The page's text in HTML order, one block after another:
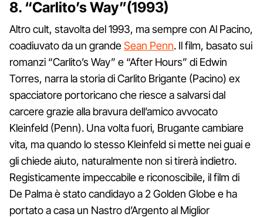
8. “Carlito’s Way”(1993)
Altro cult, stavolta del 1993, ma sempre con Al Pacino,
coadiuvato da un grandeSean Penn. Il film, basato sui
romanzi “Carlito’s Way” e “After Hours” di Edwin
Torres, narra la storia di Carlito Brigante (Pacino) ex
spacciatore portoricano che riesce a salvarsi dal
carcere grazie alla bravura dell’amico avvocato
Kleinfeld (Penn). Una volta fuori, Brugante cambiare
vita, ma quando lo stesso Kleinfeld si mette nei guai e
gli chiede aiuto, naturalmente non si tirerà indietro.
Registicamente impeccabile e riconoscibile, il film di
De Palma è stato candidayo a 2 Golden Globe e ha
portato a casa un Nastro d’Argento al Miglior